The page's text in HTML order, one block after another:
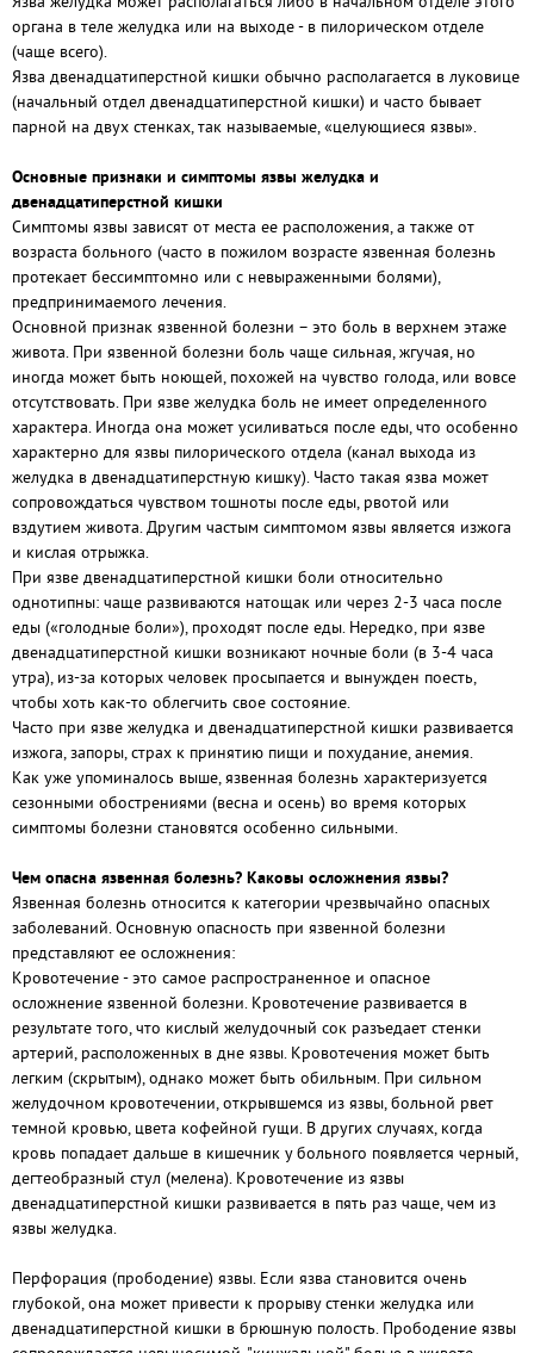
органа в теле желудка или на выходе - в пилорическом отделе
(чаще всего).
Язва двенадцатиперстной кишки обычно располагается в луковице
(начальный отдел двенадцатиперстной кишки) и часто бывает
парной на двух стенках, так называемые, «целующиеся язвы».
Основные признаки и симптомы язвы желудка и
двенадцатиперстной кишки
Симптомы язвы зависят от места ее расположения, а также от
возраста больного (часто в пожилом возрасте язвенная болезнь
протекает бессимптомно или с невыраженными болями),
предпринимаемого лечения.
Основной признак язвенной болезни – это боль в верхнем этаже
живота. При язвенной болезни боль чаще сильная, жгучая, но
иногда может быть ноющей, похожей на чувство голода, или вовсе
отсутствовать. При язве желудка боль не имеет определенного
характера. Иногда она может усиливаться после еды, что особенно
характерно для язвы пилорического отдела (канал выхода из
желудка в двенадцатиперстную кишку). Часто такая язва может
сопровождаться чувством тошноты после еды, рвотой или
вздутием живота. Другим частым симптомом язвы является изжога
и кислая отрыжка.
При язве двенадцатиперстной кишки боли относительно
однотипны: чаще развиваются натощак или через 2-3 часа после
еды («голодные боли»), проходят после еды. Нередко, при язве
двенадцатиперстной кишки возникают ночные боли (в 3-4 часа
утра), из-за которых человек просыпается и вынужден поесть,
чтобы хоть как-то облегчить свое состояние.
Часто при язве желудка и двенадцатиперстной кишки развивается
изжога, запоры, страх к принятию пищи и похудание, анемия.
Как уже упоминалось выше, язвенная болезнь характеризуется
сезонными обострениями (весна и осень) во время которых
симптомы болезни становятся особенно сильными.
Чем опасна язвенная болезнь? Каковы осложнения язвы?
Язвенная болезнь относится к категории чрезвычайно опасных
заболеваний. Основную опасность при язвенной болезни
представляют ее осложнения:
Кровотечение - это самое распространенное и опасное
осложнение язвенной болезни. Кровотечение развивается в
результате того, что кислый желудочный сок разъедает стенки
артерий, расположенных в дне язвы. Кровотечения может быть
легким (скрытым), однако может быть обильным. При сильном
желудочном кровотечении, открывшемся из язвы, больной рвет
темной кровью, цвета кофейной гущи. В других случаях, когда
кровь попадает дальше в кишечник у больного появляется черный,
дегтеобразный стул (мелена). Кровотечение из язвы
двенадцатиперстной кишки развивается в пять раз чаще, чем из
язвы желудка.
Перфорация (прободение) язвы. Если язва становится очень
глубокой, она может привести к прорыву стенки желудка или
двенадцатиперстной кишки в брюшную полость. Прободение язвы